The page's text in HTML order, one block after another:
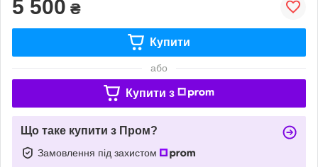
5 500 ₴
Купити
або
Купити з
Що таке купити з Пром?
Замовлення під захистом